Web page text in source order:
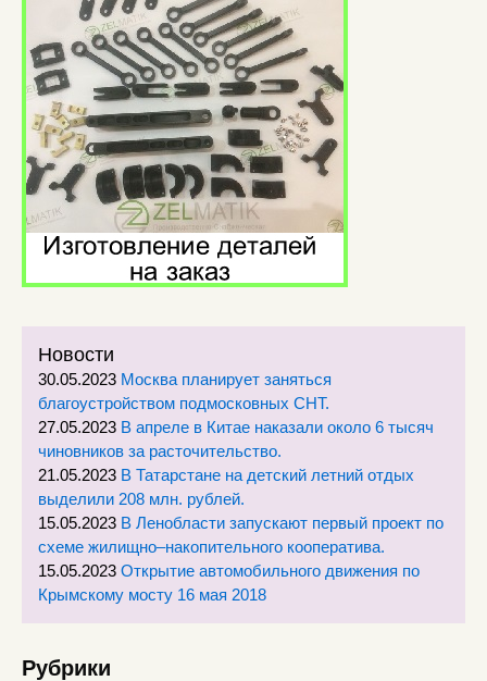
Новости
30.05.2023 Москва планирует заняться
благоустройством подмосковных СНТ.
27.05.2023 В апреле в Китае наказали около 6 тысяч
чиновников за расточительство.
21.05.2023 В Татарстане на детский летний отдых
выделили 208 млн. рублей.
15.05.2023 В Ленобласти запускают первый проект по
схеме жилищно–накопительного кооператива.
15.05.2023 Открытие автомобильного движения по
Крымскому мосту 16 мая 2018
Рубрики